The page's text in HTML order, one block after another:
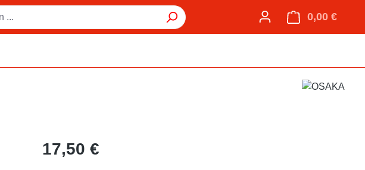
0,00 €
17,50 €